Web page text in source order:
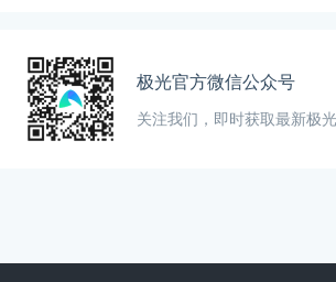
极光官方微信公众号
关注我们，即时获取最新极